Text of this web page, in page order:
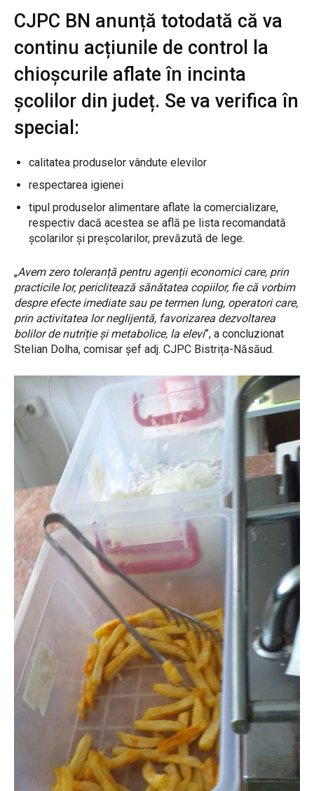
CJPC BN anunță totodată că va
continu acțiunile de control la
chioșcurile aflate în incinta
școlilor din județ. Se va verifica în
special:
calitatea produselor vândute elevilor
respectarea igienei
tipul produselor alimentare aflate la comercializare,
respectiv dacă acestea se află pe lista recomandată
școlarilor și preșcolarilor, prevăzută de lege.
„Avem zero toleranță pentru agenții economici care, prin
practicile lor, periclitează sănătatea copiilor, fie că vorbim
despre efecte imediate sau pe termen lung, operatori care,
prin activitatea lor neglijentă, favorizarea dezvoltarea
bolilor de nutriție și metabolice, la elevi”, a concluzionat
Stelian Dolha, comisar șef adj. CJPC Bistrița-Năsăud.